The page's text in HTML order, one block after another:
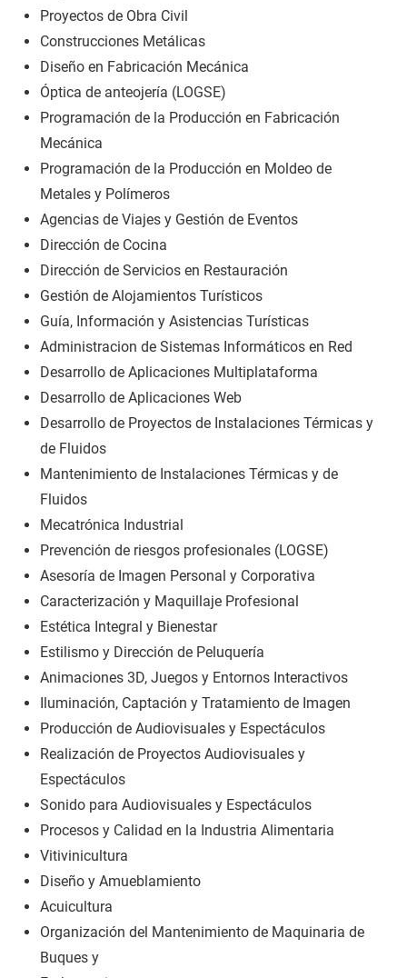
Proyectos de Obra Civil
Construcciones Metálicas
Diseño en Fabricación Mecánica
Óptica de anteojería (LOGSE)
Programación de la Producción en Fabricación
Mecánica
Programación de la Producción en Moldeo de
Metales y Polímeros
Agencias de Viajes y Gestión de Eventos
Dirección de Cocina
Dirección de Servicios en Restauración
Gestión de Alojamientos Turísticos
Guía, Información y Asistencias Turísticas
Administracion de Sistemas Informáticos en Red
Desarrollo de Aplicaciones Multiplataforma
Desarrollo de Aplicaciones Web
Desarrollo de Proyectos de Instalaciones Térmicas y
de Fluidos
Mantenimiento de Instalaciones Térmicas y de
Fluidos
Mecatrónica Industrial
Prevención de riesgos profesionales (LOGSE)
Asesoría de Imagen Personal y Corporativa
Caracterización y Maquillaje Profesional
Estética Integral y Bienestar
Estilismo y Dirección de Peluquería
Animaciones 3D, Juegos y Entornos Interactivos
Iluminación, Captación y Tratamiento de Imagen
Producción de Audiovisuales y Espectáculos
Realización de Proyectos Audiovisuales y
Espectáculos
Sonido para Audiovisuales y Espectáculos
Procesos y Calidad en la Industria Alimentaria
Vitivinicultura
Diseño y Amueblamiento
Acuicultura
Organización del Mantenimiento de Maquinaria de
Buques y